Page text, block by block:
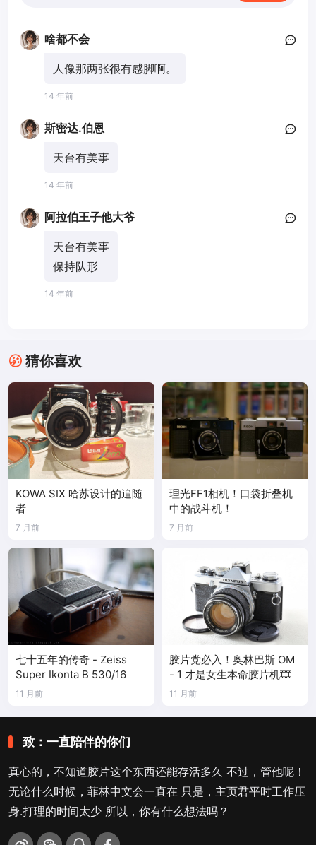
啥都不会
人像那两张很有感脚啊。
14 年前
斯密达.伯恩
天台有美事
14 年前
阿拉伯王子他大爷
天台有美事
保持队形
14 年前
猜你喜欢
KOWA SIX 哈苏设计的追随
者
7 月前
理光FF1相机！口袋折叠机
中的战斗机！
7 月前
七十五年的传奇 - Zeiss
Super Ikonta B 530/16
11 月前
胶片党必入！奥林巴斯 OM
- 1 才是女生本命胶片机🎞️
11 月前
致：一直陪伴的你们
真心的，不知道胶片这个东西还能存活多久 不过，管他呢！
无论什么时候，菲林中文会一直在 只是，主页君平时工作压
身.打理的时间太少 所以，你有什么想法吗？